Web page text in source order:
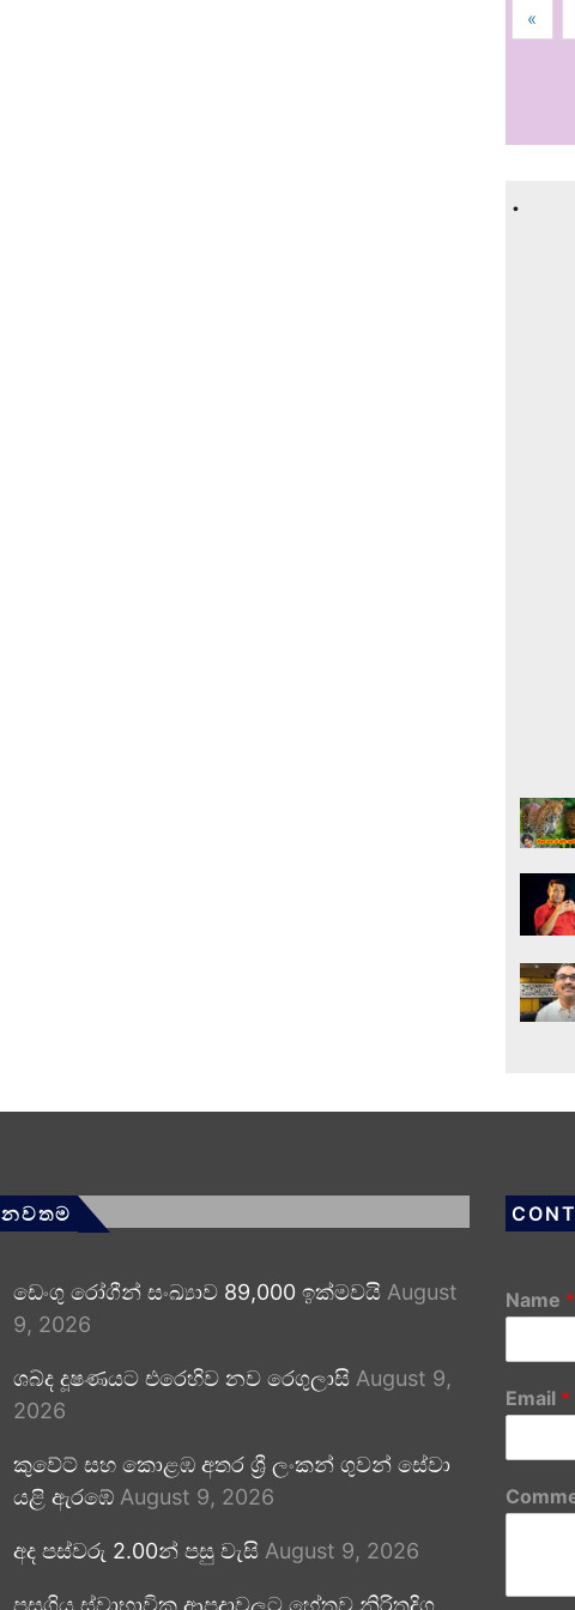
«
.
නවතම
ඩෙංගු රෝගීන් සංඛ්‍යාව 89,000 ඉක්මවයි August
9, 2026
ශබ්ද දූෂණයට එරෙහිව නව රෙගුලාසි August 9,
2026
කුවේට් සහ කොළඹ අතර ශ්‍රී ලංකන් ගුවන් සේවා
යළි ඇරඹේ August 9, 2026
අද පස්වරු 2.00න් පසු වැසි August 9, 2026
පසුගිය ස්වාභාවික ආපදාවලට හේතුව නිරිතදිග
Name *
Email *